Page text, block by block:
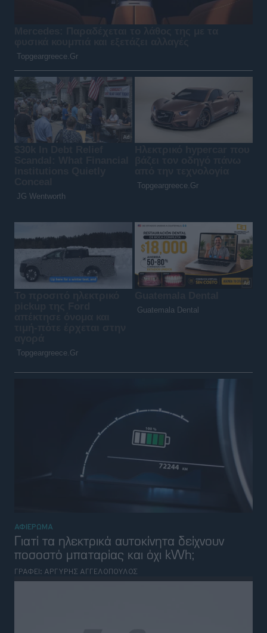
ΑΦΙΕΡΩΜΑ
Γιατί τα ηλεκτρικά αυτοκίνητα δείχνουν
ποσοστό μπαταρίας και όχι kWh;
ΓΡΑΦΕΙ: ΑΡΓΥΡΗΣ ΑΓΓΕΛΟΠΟΥΛΟΣ